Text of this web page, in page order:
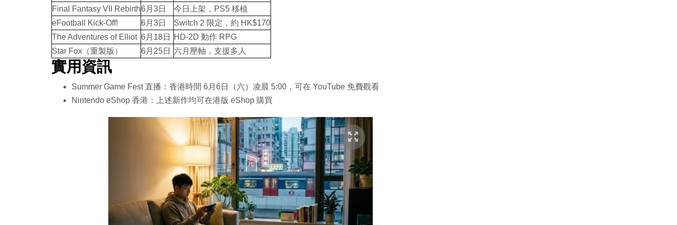
Final Fantasy VII Rebirth6月3日
今日上架，PS5 移植
eFootball Kick-Off!
6月3日
Switch 2 限定，約 HK$170
The Adventures of Elliot 6月18日
HD-2D 動作 RPG
Star Fox（重製版）
6月25日 六月壓軸，支援多人
實用資訊
Summer Game Fest 直播：香港時間 6月6日（六）凌晨 5:00，可在 YouTube 免費觀看
Nintendo eShop 香港：上述新作均可在港版 eShop 購買